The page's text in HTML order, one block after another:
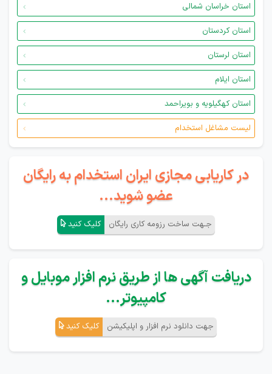
استان خراسان شمالی
استان کردستان
استان لرستان
استان ایلام
استان کهگیلویه و بویراحمد
لیست مشاغل استخدام
در کاریابی مجازی ایران استخدام به رایگان
عضو شوید...
جـهت ساخت رزومه کاری رایگان کلیک کنید
دریافت آگهی ها از طریق نرم افزار موبایل و
کامپیوتر...
جهت دانلود نرم افزار و اپلیکیشن کلیک کنید